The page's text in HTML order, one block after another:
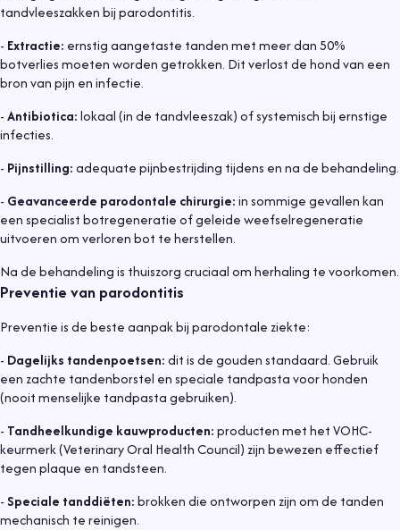
tandvleeszakken bij parodontitis.
- Extractie: ernstig aangetaste tanden met meer dan 50%
botverlies moeten worden getrokken. Dit verlost de hond van een
bron van pijn en infectie.
-Antibiotica:lokaal (in de tandvleeszak) of systemisch bij ernstige
infecties.
- Pijnstilling:adequate pijnbestrijding tijdens en na de behandeling.
- Geavanceerde parodontale chirurgie:in sommige gevallen kan
een specialist botregeneratie of geleide weefselregeneratie
uitvoeren om verloren bot te herstellen.
Na de behandeling is thuiszorg cruciaal om herhaling te voorkomen.
Preventie van parodontitis
Preventie is de beste aanpak bij parodontale ziekte:
- Dagelijks tandenpoetsen:dit is de gouden standaard. Gebruik
een zachte tandenborstel en speciale tandpasta voor honden
(nooit menselijke tandpasta gebruiken).
- Tandheelkundige kauwproducten:producten met het VOHC-
keurmerk (Veterinary Oral Health Council) zijn bewezen effectief
tegen plaque en tandsteen.
- Speciale tanddiëten:brokken die ontworpen zijn om de tanden
mechanisch te reinigen.